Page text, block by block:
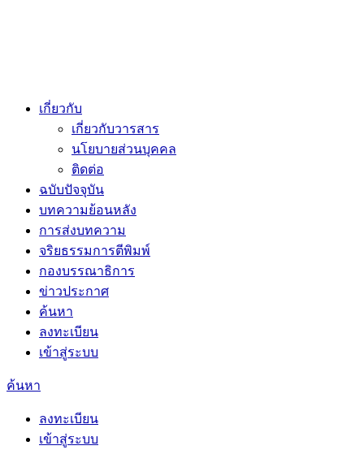
เกี่ยวกับ
เกี่ยวกับวารสาร
นโยบายส่วนบุคคล
ติดต่อ
ฉบับปัจจุบัน
บทความย้อนหลัง
การส่งบทความ
จริยธรรมการตีพิมพ์
กองบรรณาธิการ
ข่าวประกาศ
ค้นหา
ลงทะเบียน
เข้าสู่ระบบ
ค้นหา
ลงทะเบียน
เข้าสู่ระบบ